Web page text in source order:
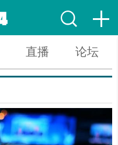
直播 论坛